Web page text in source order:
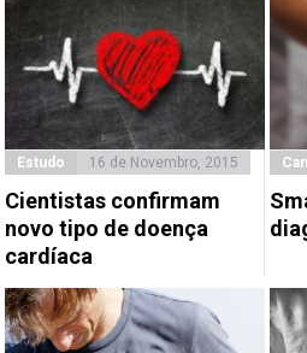
Estudo 16 de Novembro, 2015
Cientistas confirmam
novo tipo de doença
cardíaca